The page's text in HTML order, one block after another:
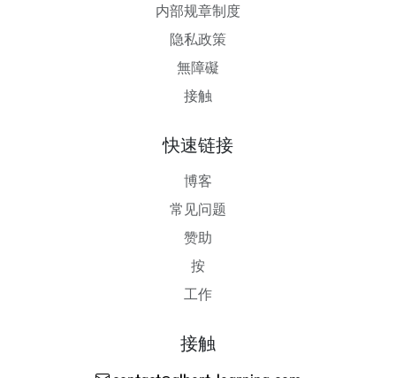
内部规章制度
隐私政策
無障礙
接触
快速链接
博客
常见问题
赞助
按
工作
接触